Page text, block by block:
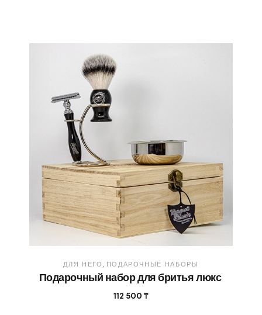
ДЛЯ НЕГО ПОДАРОЧНЫЕ НАБОРЫ
Подарочный набор для бритья люкс
112 500₸